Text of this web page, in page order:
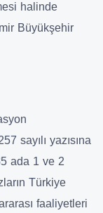
halinde
Büyükşehir
sayılı yazısına
ada 1 ve 2
Türkiye
faaliyetleri